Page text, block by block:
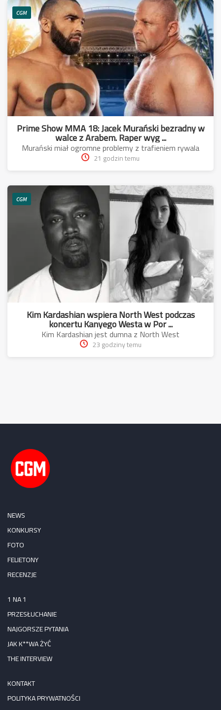
CGM
Prime Show MMA 18: Jacek Murański bezradny w
walce z Arabem. Raper wyg ...
Murański miał ogromne problemy z trafieniem rywala
21 godzin temu
CGM
Kim Kardashian wspiera North West podczas
koncertu Kanyego Westa w Por ...
Kim Kardashian jest dumna z North West
23 godziny temu
NEWS
KONKURSY
FOTO
FELIETONY
RECENZJE
1 NA 1
PRZESŁUCHANIE
NAJGORSZE PYTANIA
JAK K**WA ŻYĆ
THE INTERVIEW
KONTAKT
POLITYKA PRYWATNOŚCI